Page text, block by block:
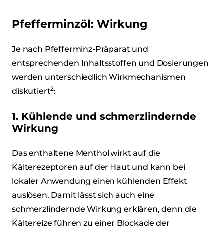
Pfefferminzöl: Wirkung
Je nach Pfefferminz-Präparat und
entsprechenden Inhaltsstoffen und Dosierungen
werden unterschiedlich Wirkmechanismen
diskutiert2:
1. Kühlende und schmerzlindernde
Wirkung
Das enthaltene Menthol wirkt auf die
Kälterezeptoren auf der Haut und kann bei
lokaler Anwendung einen kühlenden Effekt
auslösen. Damit lässt sich auch eine
schmerzlindernde Wirkung erklären, denn die
Kältereize führen zu einer Blockade der